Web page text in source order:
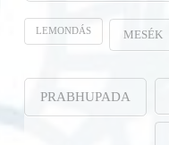
LEMONDÁS MESÉK
PRABHUPADA